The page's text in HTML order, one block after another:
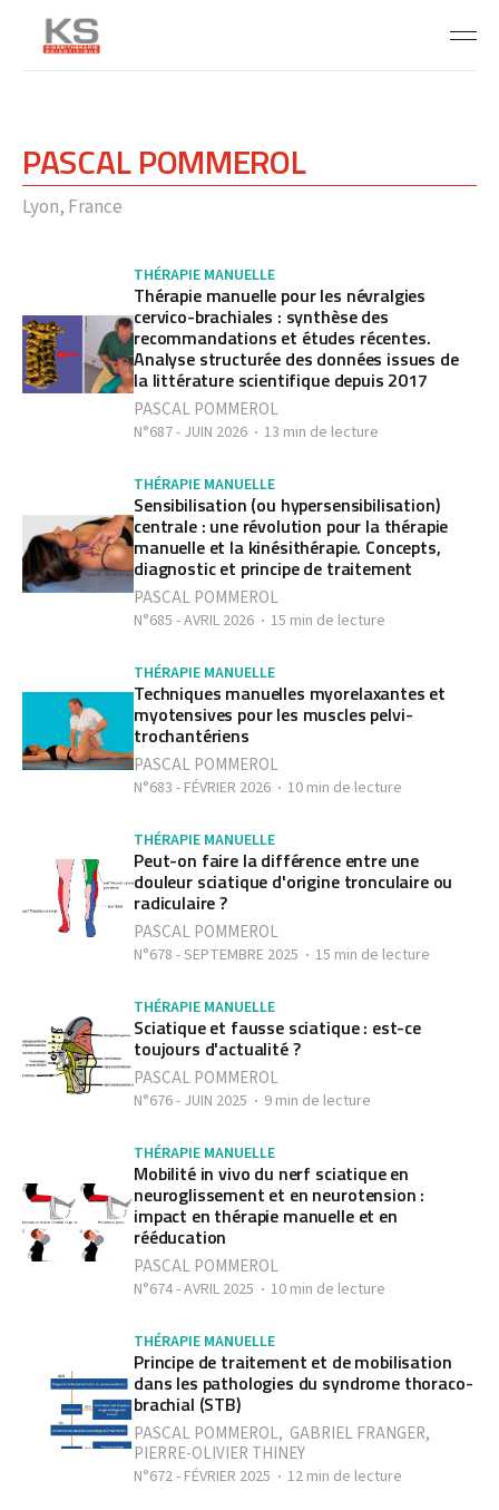
PASCAL POMMEROL
Lyon, France
THÉRAPIE MANUELLE
Thérapie manuelle pour les névralgies
cervico-brachiales : synthèse des
recommandations et études récentes.
Analyse structurée des données issues de
la littérature scientifique depuis 2017
PASCAL POMMEROL
N°687 - JUIN 2026 13 min de lecture
THÉRAPIE MANUELLE
Sensibilisation (ou hypersensibilisation)
centrale : une révolution pour la thérapie
manuelle et la kinésithérapie. Concepts,
diagnostic et principe de traitement
PASCAL POMMEROL
N°685 - AVRIL 2026 15 min de lecture
THÉRAPIE MANUELLE
Techniques manuelles myorelaxantes et
myotensives pour les muscles pelvi-
trochantériens
PASCAL POMMEROL
N°683 - FÉVRIER 2026 10 min de lecture
THÉRAPIE MANUELLE
Peut-on faire la différence entre une
douleur sciatique d'origine tronculaire ou
radiculaire ?
PASCAL POMMEROL
N°678 - SEPTEMBRE 2025 15 min de lecture
THÉRAPIE MANUELLE
Sciatique et fausse sciatique : est-ce
toujours d'actualité ?
PASCAL POMMEROL
N°676 - JUIN 2025 9 min de lecture
THÉRAPIE MANUELLE
Mobilité in vivo du nerf sciatique en
neuroglissement et en neurotension :
impact en thérapie manuelle et en
rééducation
PASCAL POMMEROL
N°674 - AVRIL 2025 10 min de lecture
THÉRAPIE MANUELLE
Principe de traitement et de mobilisation
dans les pathologies du syndrome thoraco-
brachial (STB)
PASCAL POMMEROL, GABRIEL FRANGER,
PIERRE-OLIVIER THINEY
N°672 - FÉVRIER 2025 12 min de lecture